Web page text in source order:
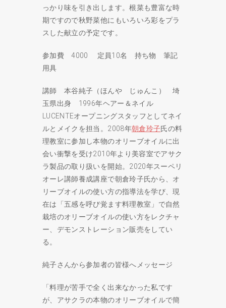
っかり味を引き出します。根菜も豊富な時
期ですので秋野菜他にもいろいろ彩をプラ
スした献立の予定です。
参加費 4000 定員10名 持ち物 筆記
用具
講師 本谷純子（ほんや じゅんこ） 埼
玉県出身 1996年ヘアー＆ネイル
LUCENTEオープニングスタッフとしてネイ
ルとメイクを担当。2008年朝倉玲子氏の料
理教室に参加し本物のオリーブオイルに出
会い衝撃を受け2010年より美容室でアサク
ラ製品の取り扱いを開始。2020年スーペリ
オーレ講師養成講座で朝倉玲子氏から、オ
リーブオイルの使い方の指導法を学び、現
在は「五感を呼び覚ます料理教室」で自然
栽培のオリーブオイルの使い方をレクチャ
ー、デモンストレーション販売をしてい
る。
純子さんから参加者の皆様へメッセージ
「料理が苦手で全く出来なかった私です
が、アサクラの本物のオリーブオイルで簡